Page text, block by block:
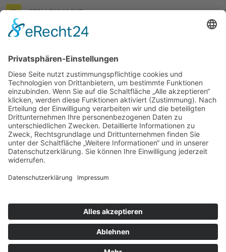
STELLENMARKT
DER WÜNSCHEWAGEN
© 2026 Arbeiter-Samariter-Bund Regionalverband Leine-
Harz-Solling
Impressum